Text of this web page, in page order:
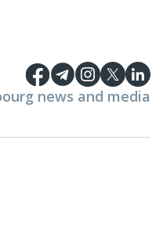
news and media